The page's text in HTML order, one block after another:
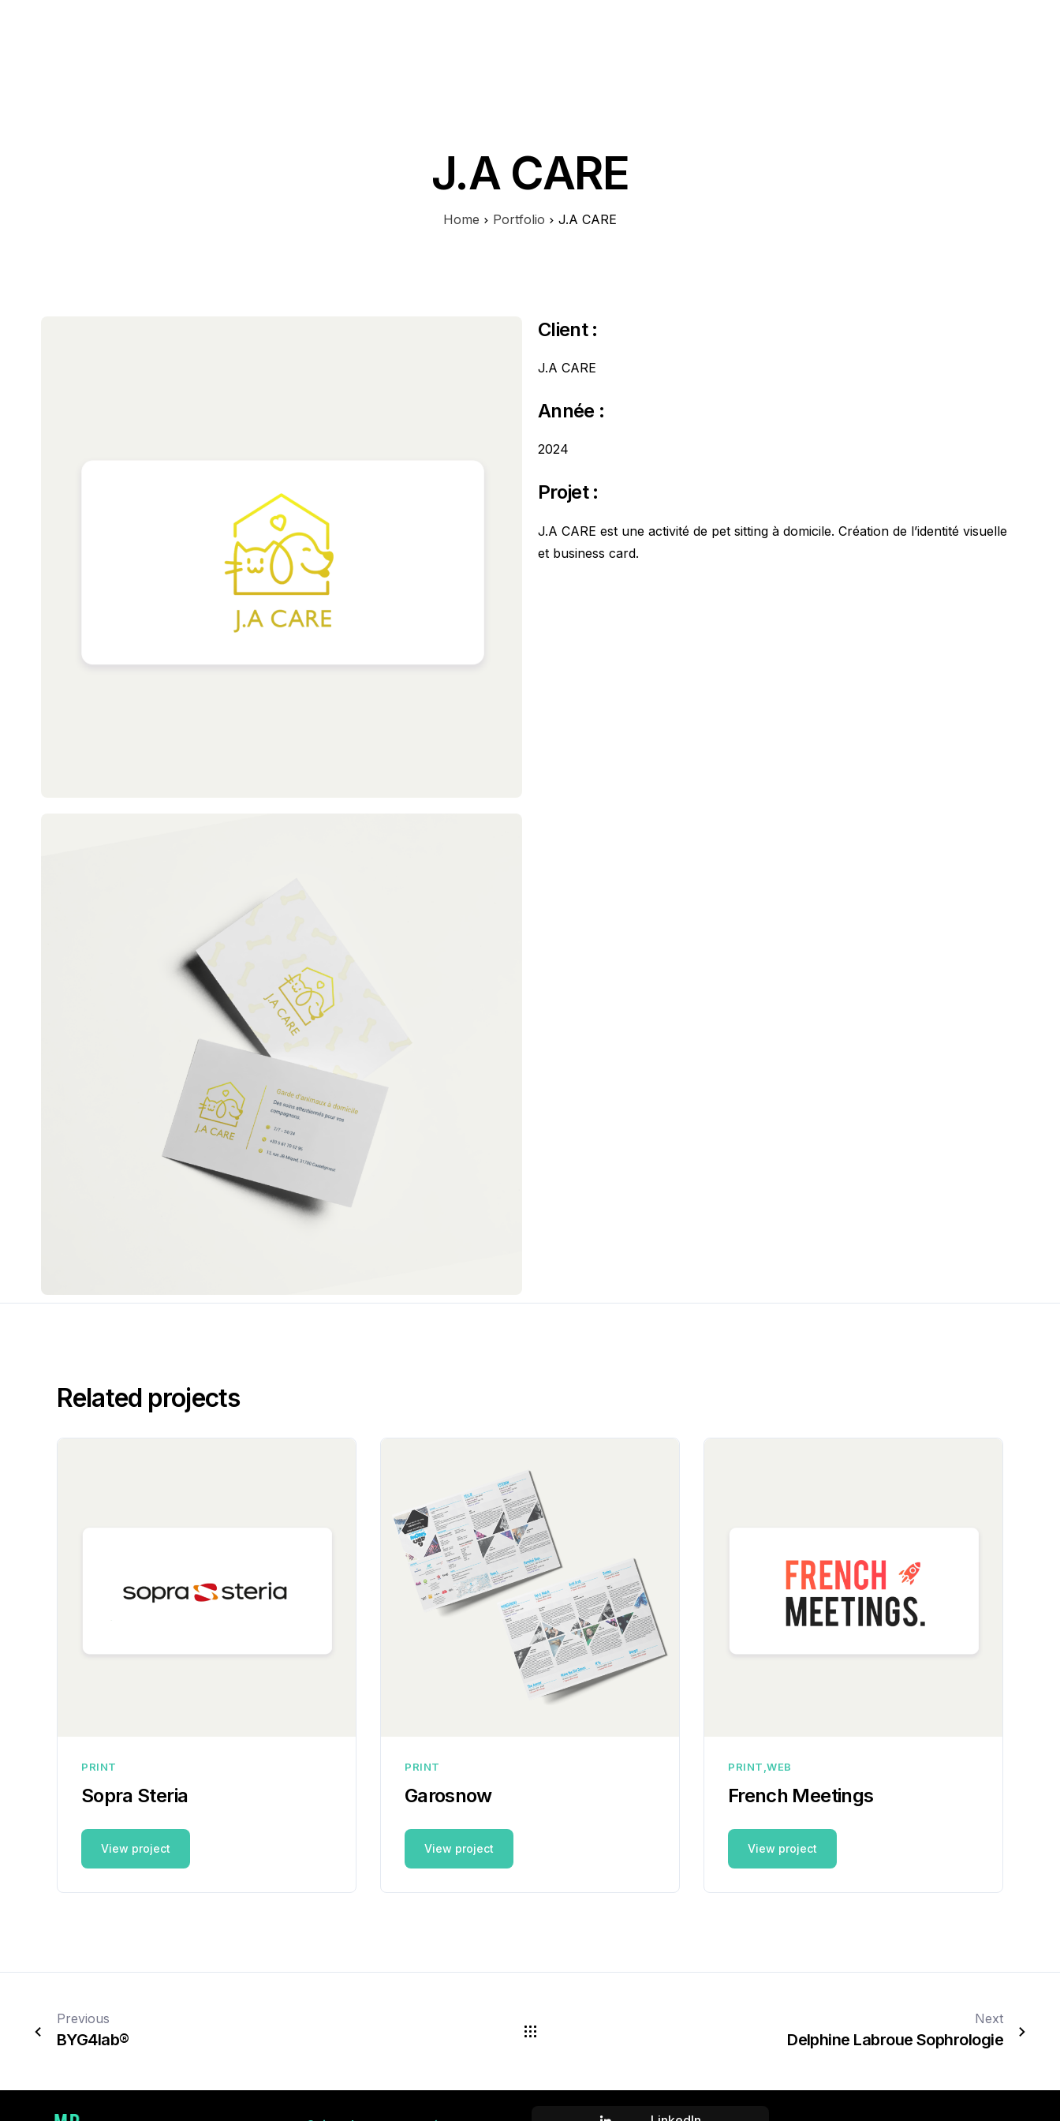
J.A CARE
Home Portfolio J.A CARE
Client :
J.A CARE
Année :
2024
Projet :
J.A CARE est une activité de pet sitting à domicile. Création de l’identité visuelle
et business card.
Related projects
PRINT
Sopra Steria
View project
PRINT
Garosnow
View project
PRINT WEB
French Meetings
View project
Previous
BYG4lab®
Next
Delphine Labroue Sophrologie